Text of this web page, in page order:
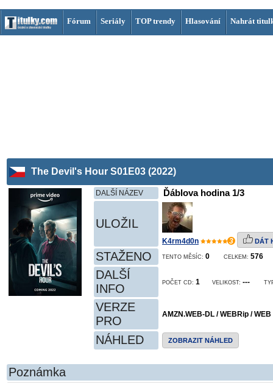
Fórum Seriály TOP trendy Hlasování Nahrát
The Devil's Hour S01E03 (2022)
DALŠÍ NÁZEV Ďáblova hodina 1/3
ULOŽIL
K4rm4d0n 3 DÁT
STAŽENO TENTO MĚSÍC: 0 CELKEM: 576
DALŠÍ
INFO
POČET CD: 1 VELIKOST: ---
VERZE
PRO
AMZN.WEB-DL / WEBRip / WEB
NÁHLED ZOBRAZIT NÁHLED
Poznámka